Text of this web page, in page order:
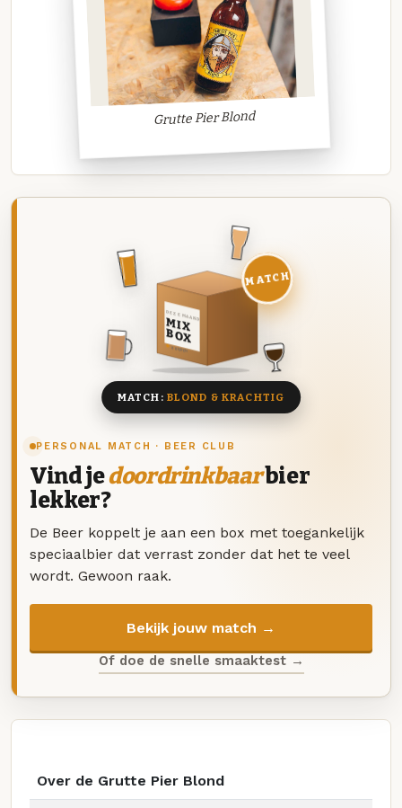
Grutte Pier Blond
PERSONAL MATCH · BEER CLUB
Vind jedoordrinkbaarbier
lekker?
De Beer koppelt je aan een box met toegankelijk
speciaalbier dat verrast zonder dat het te veel
wordt. Gewoon raak.
Bekijk jouw match →
Of doe de snelle smaaktest →
DEZE MAAND
MIX
BOX
8 BIEREN
MATCH
MATCH: BLOND & KRACHTIG
Over de Grutte Pier Blond